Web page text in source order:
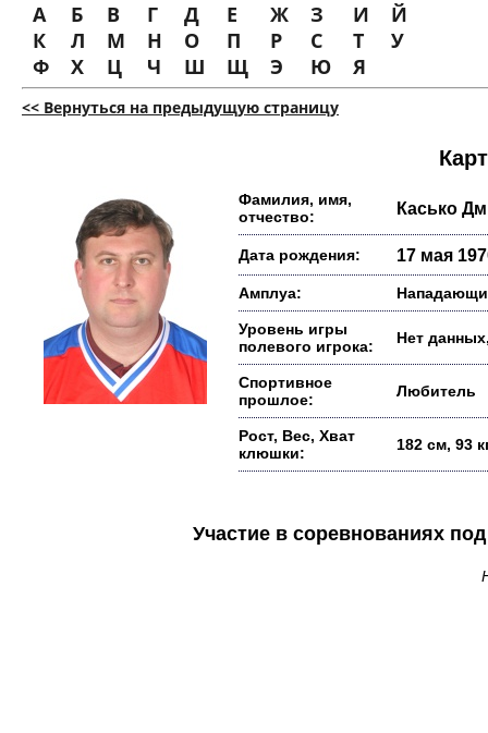
А Б В Г Д Е Ж З И
Й
К
Л М Н О П Р С Т
У
Ф
Х Ц Ч Ш Щ Э Ю Я
<< Вернуться на предыдущую страницу
Фамилия, имя,
отчество:
Касько
Дата рождения: 17 мая
Амплуа:
Уровень игры
полевого игрока:
Нет
Спортивное
прошлое:
Любитель
Рост, Вес, Хват
клюшки:
182 см, 93
Участие в соревнованиях